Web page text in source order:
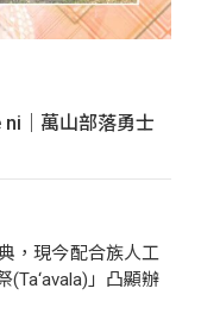
ni｜萬山部落勇士
，現今配合族人工
」凸顯辦